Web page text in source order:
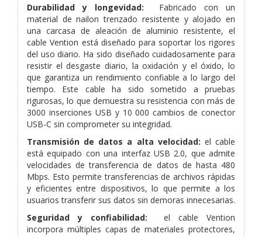
Durabilidad y longevidad:
Fabricado con un
material de nailon trenzado resistente y alojado en
una carcasa de aleación de aluminio resistente, el
cable Vention está diseñado para soportar los rigores
del uso diario. Ha sido diseñado cuidadosamente para
resistir el desgaste diario, la oxidación y el óxido, lo
que garantiza un rendimiento confiable a lo largo del
tiempo. Este cable ha sido sometido a pruebas
rigurosas, lo que demuestra su resistencia con más de
3000 inserciones USB y 10 000 cambios de conector
USB-C sin comprometer su integridad.
Transmisión de datos a alta velocidad: el cable
está equipado con una interfaz USB 2.0, que admite
velocidades de transferencia de datos de hasta 480
Mbps. Esto permite transferencias de archivos rápidas
y eficientes entre dispositivos, lo que permite a los
usuarios transferir sus datos sin demoras innecesarias.
Seguridad y confiabilidad: el cable Vention
incorpora múltiples capas de materiales protectores,